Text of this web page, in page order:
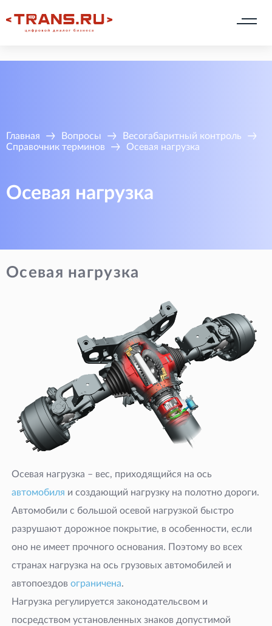
Главная Вопросы
Весогабаритный контроль
Справочник терминов
Осевая нагрузка
Осевая нагрузка
Осевая нагрузка
Осевая нагрузка – вес, приходящийся на ось
автомобиля и создающий нагрузку на полотно дороги.
Автомобили с большой осевой нагрузкой быстро
разрушают дорожное покрытие, в особенности, если
оно не имеет прочного основания. Поэтому во всех
странах нагрузка на ось грузовых автомобилей и
автопоездов ограничена.
Нагрузка регулируется законодательсвом и
посредством установленных знаков допустимой